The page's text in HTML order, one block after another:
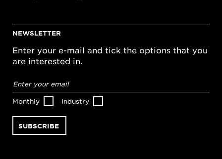
NEWSLETTER
Enter your e-mail and tick the options that you
are interested in.
address*
Monthly Industry